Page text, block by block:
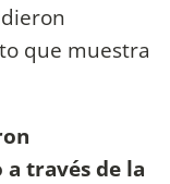
que muestra
través de la